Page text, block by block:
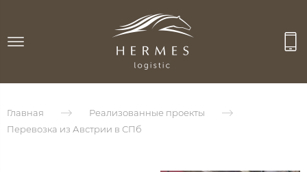
Главная
Реализованные проекты
Перевозка из Австрии в СПб